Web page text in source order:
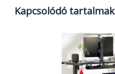
Kapcsolódó tartalmak